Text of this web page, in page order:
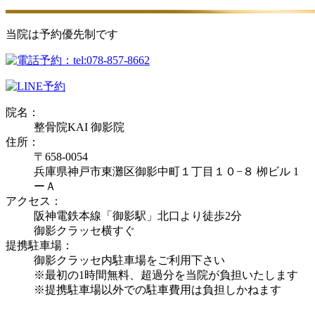
当院は予約優先制です
院名：
整骨院KAI 御影院
住所：
〒658-0054
兵庫県神戸市東灘区御影中町１丁目１０−８ 栁ビル 1
ーＡ
アクセス：
阪神電鉄本線「御影駅」北口より徒歩2分
御影クラッセ横すぐ
提携駐車場：
御影クラッセ内駐車場をご利用下さい
※最初の1時間無料、超過分を当院が負担いたします
※提携駐車場以外での駐車費用は負担しかねます